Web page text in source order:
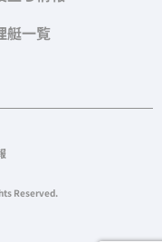
艇一覧
Reserved.